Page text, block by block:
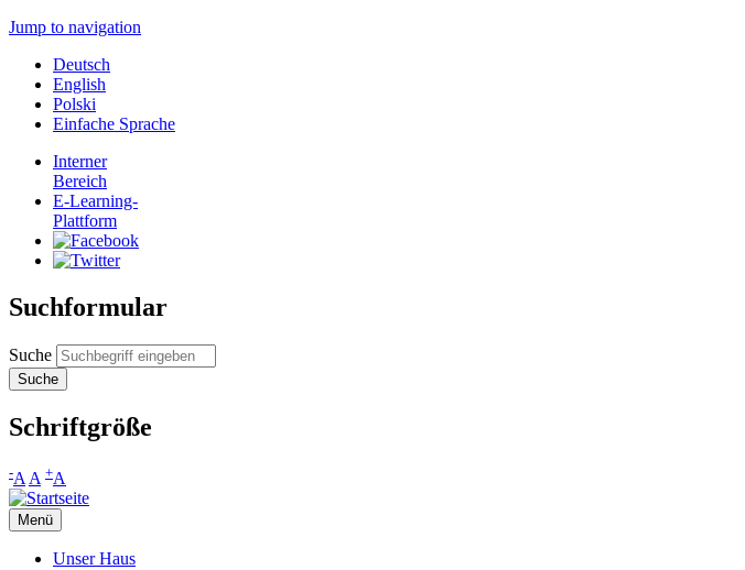
Jump to navigation
Deutsch
English
Polski
Einfache Sprache
Interner
Bereich
E-Learning-
Plattform
Suchformular
Suche
Schriftgröße
-A A +A
Menü
Unser Haus